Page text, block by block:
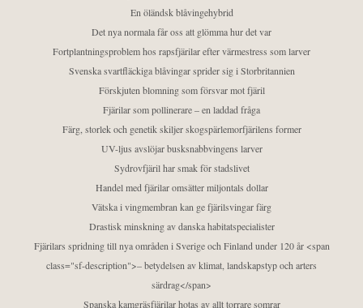
En öländsk blåvingehybrid
Det nya normala får oss att glömma hur det var
Fortplantningsproblem hos rapsfjärilar efter värmestress som larver
Svenska svartfläckiga blåvingar sprider sig i Storbritannien
Förskjuten blomning som försvar mot fjäril
Fjärilar som pollinerare – en laddad fråga
Färg, storlek och genetik skiljer skogspärlemorfjärilens former
UV-ljus avslöjar busksnabbvingens larver
Sydrovfjäril har smak för stadslivet
Handel med fjärilar omsätter miljontals dollar
Vätska i vingmembran kan ge fjärilsvingar färg
Drastisk minskning av danska habitatspecialister
Fjärilars spridning till nya områden i Sverige och Finland under 120 år <span
class="sf-description">– betydelsen av klimat, landskapstyp och arters
särdrag</span>
Spanska kamgräsfjärilar hotas av allt torrare somrar